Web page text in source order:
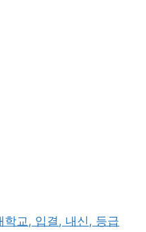
학교, 입결, 내신, 등급